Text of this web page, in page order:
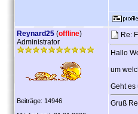
Reynard25 (offline)
Administrator
Beiträge: 14946
Re:
Hallo
um
Geht es
Gruß